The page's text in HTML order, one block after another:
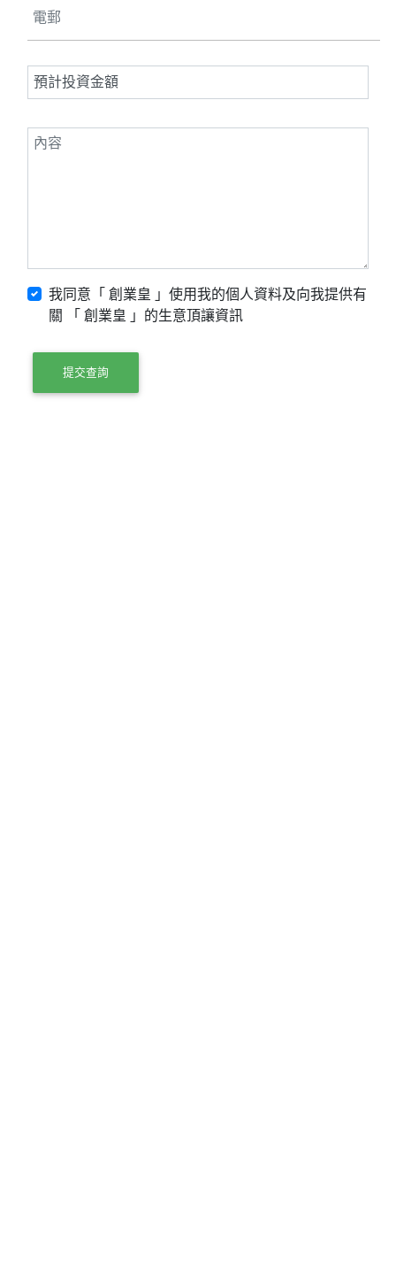
我同意「 創業皇 」使用我的個人資料及向我提供有
關 「 創業皇 」的生意頂讓資訊
提交查詢